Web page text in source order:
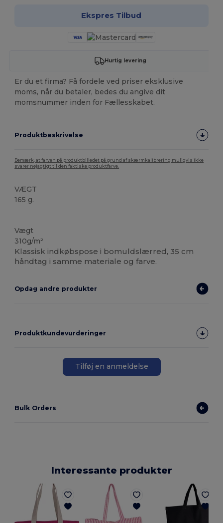
Ekspres Tilbud
Hurtig levering
Er du et firma? Få fordele ved priser eksklusive
moms, når du betaler, bedes du angive dit
momsnummer inden for Fællesskabet.
Produktbeskrivelse
Bemærk, at farven på produktbilledet på grund af skærmkalibrering muligvis ikke
svarer nøjagtigt til den faktiske produktfarve.
VÆGT
165 g.
Vægt
310g/m²
Klassisk indkøbspose i bomuldslærred, 35 cm
håndtag i samme materiale og farve.
Opdag andre produkter
Produktkundevurderinger
Tilføj en anmeldelse
Bulk Orders
Interessante produkter